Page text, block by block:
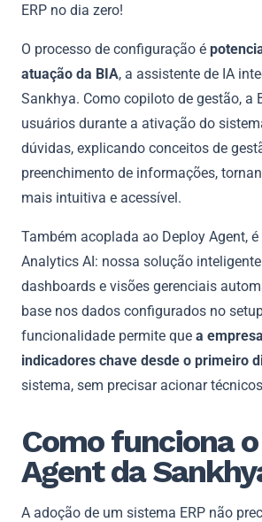
ERP no dia zero!
O processo de configuração é
atuação da BIA, a assistente de IA
Sankhya. Como copiloto de gestão, a
usuários durante a ativação do
dúvidas, explicando conceitos de
preenchimento de informações,
mais intuitiva e acessível.
Também acoplada ao Deploy Agent,
Analytics AI: nossa solução
dashboards e visões gerenciais
base nos dados configurados no
funcionalidade permite que a
indicadores chave desde o primeiro
sistema, sem precisar acionar
Como funciona
Agent da
A adoção de um sistema ERP não